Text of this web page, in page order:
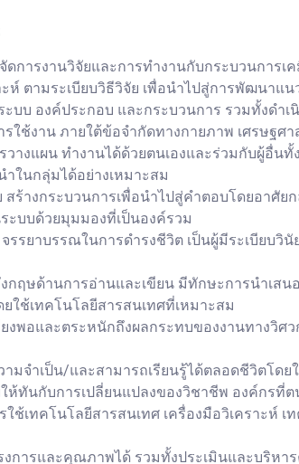
การงานวิจัยและการทำงานกับกระบวนการ
ะห์ ตามระเบียบวิธีวิจัย เพื่อนำไปสู่การพัฒนาแ
บบ องค์ประกอบ และกระบวนการ รวมทั้งดำ
ใช้งาน ภายใต้ข้อจำกัดทางกายภาพ เศรษฐศ
วางแผน ทำงานได้ด้วยตนเองและร่วมกับผู้อื่
ในกลุ่มได้อย่างเหมาะสม
สร้างกระบวนการเพื่อนำไปสู่คำตอบโดยอาศั
ระบบด้วยมุมมองที่เป็นองค์รวม
รยาบรรณในการดำรงชีวิต เป็นผู้มีระเบียบวิ
ฤษด้านการอ่านและเขียน มีทักษะการนำเสน
ใช้เทคโนโลยีสารสนเทศที่เหมาะสม
งพอและตระหนักถึงผลกระทบของงานทางวิศ
มจำเป็น/และสามารถเรียนรู้ได้ตลอดชีวิตโดย
ห้ทันกับการเปลี่ยนแปลงของวิชาชีพ องค์กรที่
ช้เทคโนโลยีสารสนเทศ เครื่องมือวิเคราะห์
การและคุณภาพได้ รวมทั้งประเมินและบริหาร